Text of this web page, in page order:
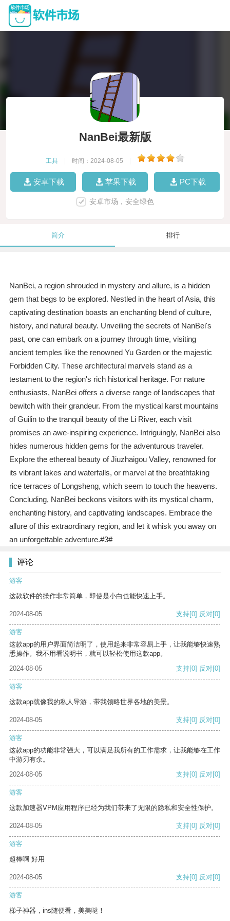
NanBei最新版
工具 时间：2024-08-05
安卓下载 苹果下载 PC下载
安卓市场，安全绿色
简介 排行
NanBei, a region shrouded in mystery and allure, is a hidden
gem that begs to be explored. Nestled in the heart of Asia, this
captivating destination boasts an enchanting blend of culture,
history, and natural beauty. Unveiling the secrets of NanBei's
past, one can embark on a journey through time, visiting
ancient temples like the renowned Yu Garden or the majestic
Forbidden City. These architectural marvels stand as a
testament to the region's rich historical heritage. For nature
enthusiasts, NanBei offers a diverse range of landscapes that
bewitch with their grandeur. From the mystical karst mountains
of Guilin to the tranquil beauty of the Li River, each visit
promises an awe-inspiring experience. Intriguingly, NanBei also
hides numerous hidden gems for the adventurous traveler.
Explore the ethereal beauty of Jiuzhaigou Valley, renowned for
its vibrant lakes and waterfalls, or marvel at the breathtaking
rice terraces of Longsheng, which seem to touch the heavens.
Concluding, NanBei beckons visitors with its mystical charm,
enchanting history, and captivating landscapes. Embrace the
allure of this extraordinary region, and let it whisk you away on
an unforgettable adventure.#3#
评论
游客
这款软件的操作非常简单，即使是小白也能快速上手。
2024-08-05 支持[0] 反对[0]
游客
这款app的用户界面简洁明了，使用起来非常容易上手，让我能够快速熟
悉操作。我不用看说明书，就可以轻松使用这款app。
2024-08-05
支持[0] 反对[0]
游客
这款app就像我的私人导游，带我领略世界各地的美景。
2024-08-05 支持[0] 反对[0]
游客
这款app的功能非常强大，可以满足我所有的工作需求，让我能够在工作
中游刃有余。
2024-08-05
支持[0] 反对[0]
游客
这款加速器VPM应用程序已经为我们带来了无限的隐私和安全性保护。
2024-08-05 支持[0] 反对[0]
游客
超棒啊 好用
2024-08-05 支持[0] 反对[0]
游客
梯子神器，ins随便看，美美哒！